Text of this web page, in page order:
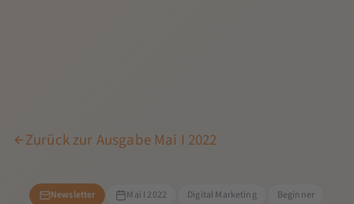
Zurück zur Ausgabe Mai I 2022
Newsletter Mai I 2022 Digital Marketing Beginner